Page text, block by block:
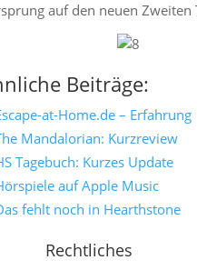
auf den neuen Zweiten
Beiträge:
at-Home.de – Erfahrung
Mandalorian: Kurzreview
Tagebuch: Kurzes Update
auf Apple Music
fehlt noch in Hearthstone
Rechtliches